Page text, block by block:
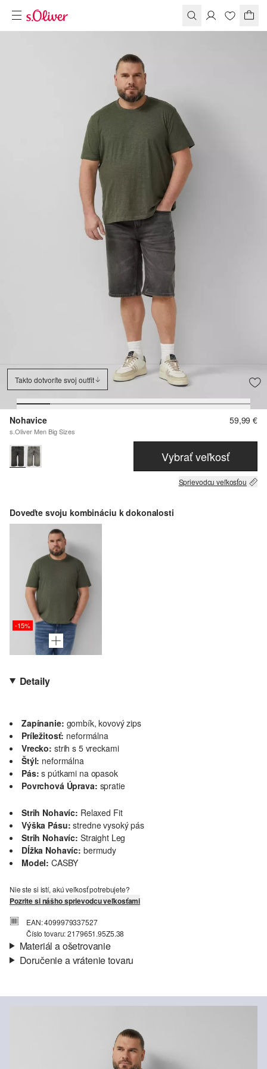
Takto dotvoríte svoj outfit
Nohavice
s.Oliver Men Big Sizes
59,99 €
Vybrať veľkosť
Sprievodcu veľkosťou
Doveďte svoju kombináciu k dokonalosti
-15%
Detaily
Zapínanie: gombík, kovový zips
Príležitosť: neformálna
Vrecko: strih s 5 vreckami
Štýl: neformálna
Pás: s pútkami na opasok
Povrchová Úprava: spratie
Strih Nohavíc: Relaxed Fit
Výška Pásu: stredne vysoký pás
Strih Nohavíc: Straight Leg
Dĺžka Nohavíc: bermudy
Model: CASBY
Nie ste si istí, akú veľkosť potrebujete?
Pozrite si nášho sprievodcu veľkosťami
EAN: 4099979337527
Číslo tovaru: 2179651.95Z5.38
Materiál a ošetrovanie
Podšívka: bavlnená podšívka
Doručenie a vrátenie tovaru
Vaša objednávka bude odoslaná do 4-8 pracovných dní
štandardné doručenie sú 4,95 €